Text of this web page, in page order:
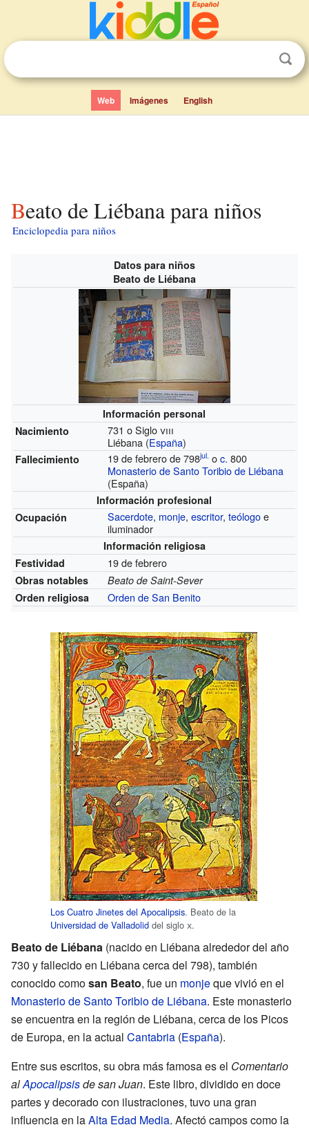
Web Imágenes English
Beato de Liébana para niños
Enciclopedia para niños
Datos para niños
Beato de Liébana
Información personal
Nacimiento
731 o Sigloviii
Liébana (España)
Fallecimiento 19 de febrero de 798jul. oc. 800
Monasterio de Santo Toribio de Liébana
(España)
Información profesional
Ocupación
Sacerdote, monje,escritor,teólogoe
iluminador
Información religiosa
Festividad
19 de febrero
Obras notables
Beato de Saint-Sever
Orden religiosa
Orden de San Benito
Los Cuatro Jinetes del Apocalipsis. Beato de la
Universidad de Valladolid del siglo x.
Beato de Liébana (nacido en Liébana alrededor del año
730 y fallecido en Liébana cerca del 798), también
conocido comosan Beato, fue un monjeque vivió en el
Monasterio de Santo Toribio de Liébana. Este monasterio
se encuentra en la región de Liébana, cerca de los Picos
de Europa, en la actual Cantabria (España).
Entre sus escritos, su obra más famosa es el Comentario
alApocalipsisde san Juan. Este libro, dividido en doce
partes y decorado con ilustraciones, tuvo una gran
influencia en laAlta Edad Media. Afectó campos como la